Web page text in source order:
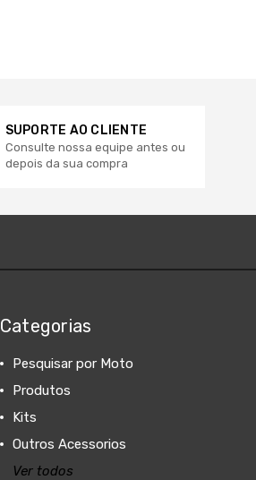
SUPORTE AO CLIENTE
Consulte nossa equipe antes ou
depois da sua compra
Categorias
Pesquisar por Moto
Produtos
Kits
Outros Acessorios
Ver todos